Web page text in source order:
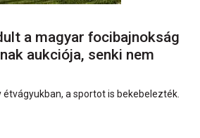
a magyar focibajnokság
aukciója, senki nem
a sportot is bekebelezték.